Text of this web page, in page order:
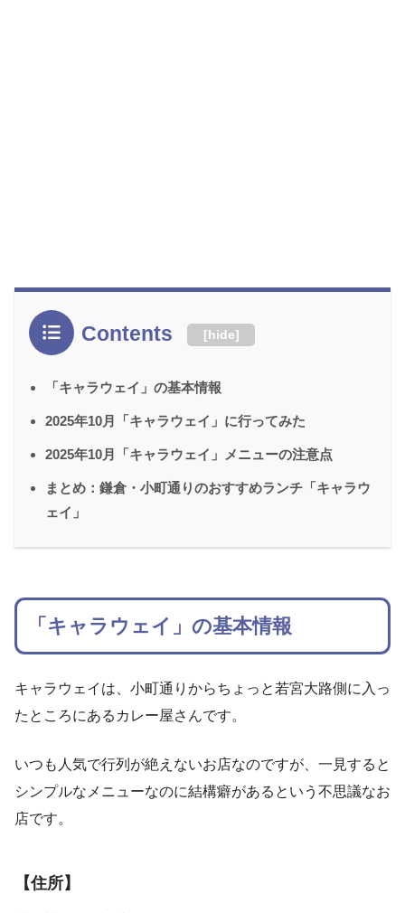
Contents [hide]
「キャラウェイ」の基本情報
2025年10月「キャラウェイ」に行ってみた
2025年10月「キャラウェイ」メニューの注意点
まとめ：鎌倉・小町通りのおすすめランチ「キャラウ
ェイ」
「キャラウェイ」の基本情報
キャラウェイは、小町通りからちょっと若宮大路側に入っ
たところにあるカレー屋さんです。
いつも人気で行列が絶えないお店なのですが、一見すると
シンプルなメニューなのに結構癖があるという不思議なお
店です。
【住所】